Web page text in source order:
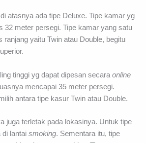
atasnya ada tipe Deluxe. Tipe kamar yg
32 meter persegi. Tipe kamar yang satu
ranjang yaitu Twin atau Double, begitu
tinggi yg dapat dipesan secaraonline
mencapai 35 meter persegi.
antara tipe kasur Twin atau Double.
juga terletak pada lokasinya. Untuk tipe
di lantaismoking. Sementara itu, tipe